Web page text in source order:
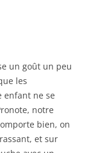
un goût un peu
les
enfant ne se
notre
bien, on
et sur